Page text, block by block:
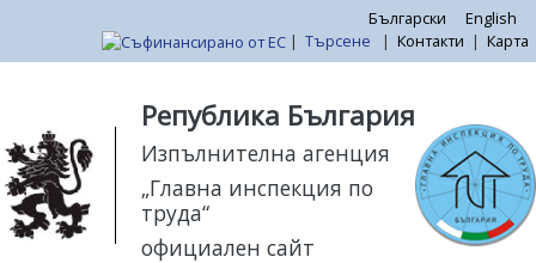
внимание:
Този
уебсайт
разполага
към
съдържание
Български
English
| Търсене | Контакти | Карта
Република България
Изпълнителна агенция
„Главна инспекция по
труда“
официален сайт